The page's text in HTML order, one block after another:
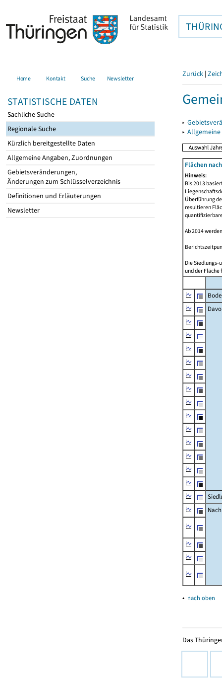
Home Kontakt Suche Newsletter
STATISTISCHE DATEN
Sachliche Suche
Regionale Suche
Kürzlich bereitgestellte Daten
Allgemeine Angaben, Zuordnungen
Gebietsveränderungen,
Änderungen zum Schlüsselverzeichnis
Definitionen und Erläuterungen
Newsletter
Zurück |
▸
▸
Flächen
Hinweis:
Bis 2013
Überführung
resultieren
Ab 2014
Die Siedlungs-
und der Fläche
▴ nach oben
Das